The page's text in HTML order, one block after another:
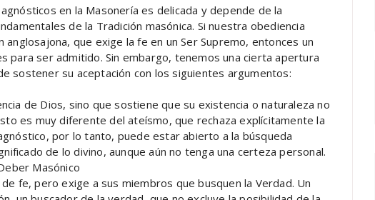
en la Masonería es delicada y depende de la
de la Tradición masónica. Si nuestra obediencia
que exige la fe en un Ser Supremo, entonces un
para ser admitido. Sin embargo, tenemos una cierta apertura
sostener su aceptación con los siguientes argumentos:
de Dios, sino que sostiene que su existencia o naturaleza no
es muy diferente del ateísmo, que rechaza explícitamente la
por lo tanto, puede estar abierto a la búsqueda
de lo divino, aunque aún no tenga una certeza personal.
Masónico
fe, pero exige a sus miembros que busquen la Verdad. Un